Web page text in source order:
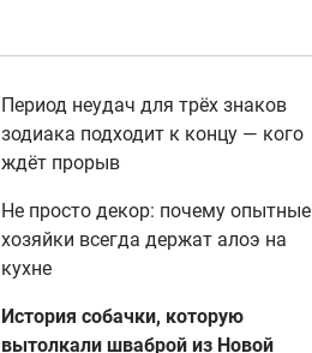
Период неудач для трёх знаков
зодиака подходит к концу — кого
ждёт прорыв
Не просто декор: почему опытные
хозяйки всегда держат алоэ на
кухне
История собачки, которую
вытолкали шваброй из Новой